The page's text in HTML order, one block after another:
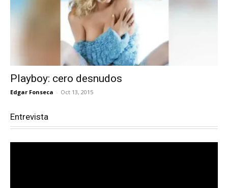
Playboy: cero desnudos
Edgar Fonseca - Oct 13, 2015
Entrevista